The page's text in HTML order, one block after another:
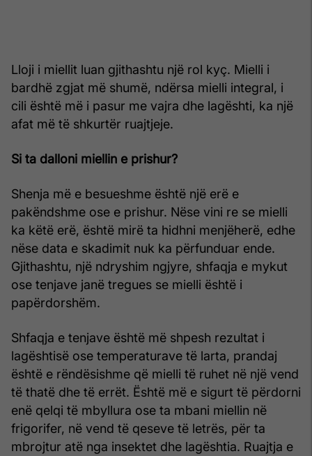
Lloji i miellit luan gjithashtu një rol kyç. Mielli i
bardhë zgjat më shumë, ndërsa mielli integral, i
cili është më i pasur me vajra dhe lagështi, ka një
afat më të shkurtër ruajtjeje.
Si ta dalloni miellin e prishur?
Shenja më e besueshme është një erë e
pakëndshme ose e prishur. Nëse vini re se mielli
ka këtë erë, është mirë ta hidhni menjëherë, edhe
nëse data e skadimit nuk ka përfunduar ende.
Gjithashtu, një ndryshim ngjyre, shfaqja e mykut
ose tenjave janë tregues se mielli është i
papërdorshëm.
Shfaqja e tenjave është më shpesh rezultat i
lagështisë ose temperaturave të larta, prandaj
është e rëndësishme që mielli të ruhet në një vend
të thatë dhe të errët. Është më e sigurt të përdorni
enë qelqi të mbyllura ose ta mbani miellin në
frigorifer, në vend të qeseve të letrës, për ta
mbrojtur atë nga insektet dhe lagështia. Ruajtja e